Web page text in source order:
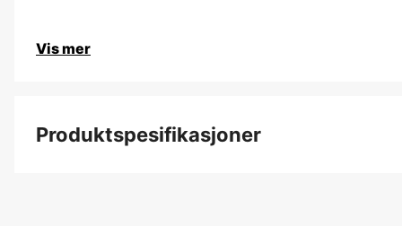
Vis mer
Produktspesifikasjoner